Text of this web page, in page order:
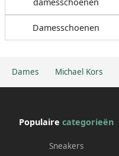
Dames Michael Kors
Damesschoenen
Populaire categorieën
Sneakers